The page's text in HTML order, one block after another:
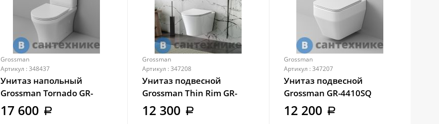
Grossman
Артикул : 348437
Унитаз напольный
Grossman Tornado GR-
4485SQ (650х365х825)
безободковый,с тонкой
17 600 a
Grossman
Артикул : 347208
Унитаз подвесной
Grossman Thin Rim GR-
5604SQ (520х360х355)
тонкий ободок, белый с
12 300 a
Grossman
Артикул : 347207
Унитаз подвесной
Grossman GR-4410SQ
(530х365х370)
безободковый, смыв
12 200 a